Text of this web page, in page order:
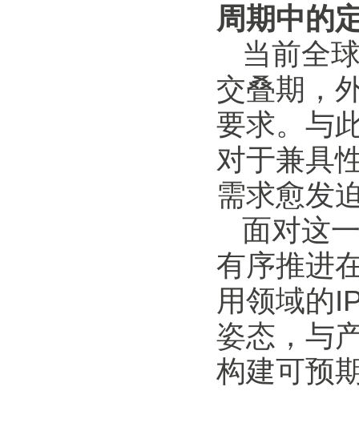
周期中的
当前全
交叠期，
要求。与
对于兼具
需求愈发
面对这
有序推进
用领域的
姿态，与
构建可预